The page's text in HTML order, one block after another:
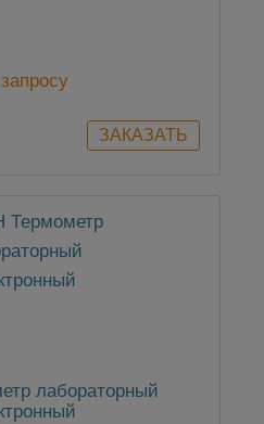
лабораторный